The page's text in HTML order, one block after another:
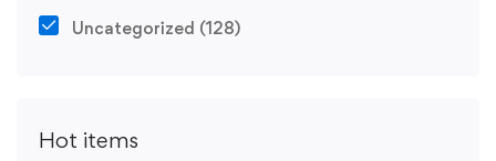
Uncategorized (128)
Hot items